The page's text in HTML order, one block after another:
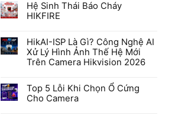
Hệ Sinh Thái Báo Cháy
HIKFIRE
bình
luận
ở
Hệ
Báo
Cháy
HIKFIRE
HikAI-ISP Là Gì? Công Nghệ AI
Xử Lý Hình Ảnh Thế Hệ Mới
Trên Camera Hikvision 2026
bình
luận
ở
Top 5 Lỗi Khi Chọn Ổ Cứng
Cho Camera